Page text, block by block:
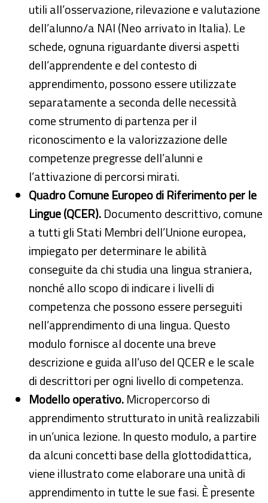
utili all’osservazione, rilevazione e valutazione
dell’alunno/a NAI (Neo arrivato in Italia). Le
schede, ognuna riguardante diversi aspetti
dell’apprendente e del contesto di
apprendimento, possono essere utilizzate
separatamente a seconda delle necessità
come strumento di partenza per il
riconoscimento e la valorizzazione delle
competenze pregresse dell’alunni e
l’attivazione di percorsi mirati.
Quadro Comune Europeo di Riferimento per le
Lingue (QCER).Documento descrittivo, comune
a tutti gli Stati Membri dell’Unione europea,
impiegato per determinare le abilità
conseguite da chi studia una lingua straniera,
nonché allo scopo di indicare i livelli di
competenza che possono essere perseguiti
nell’apprendimento di una lingua. Questo
modulo fornisce al docente una breve
descrizione e guida all’uso del QCER e le scale
di descrittori per ogni livello di competenza.
Modello operativo.Micropercorso di
apprendimento strutturato in unità realizzabili
in un’unica lezione. In questo modulo, a partire
da alcuni concetti base della glottodidattica,
viene illustrato come elaborare una unità di
apprendimento in tutte le sue fasi. È presente